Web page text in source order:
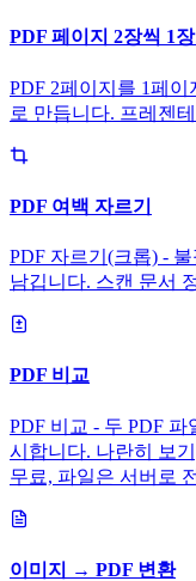
PDF 페이지 2장씩 1
PDF 2페이지를 1페
로 만듭니다. 프레젠
PDF 여백 자르기
PDF 자르기(크롭) -
남깁니다. 스캔 문서
PDF 비교
PDF 비교 - 두 PDF
시합니다. 나란히 보
무료, 파일은 서버로
이미지 → PDF 변환